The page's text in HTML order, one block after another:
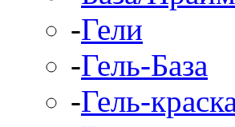
-Гели
-Гель-База
-Гель-